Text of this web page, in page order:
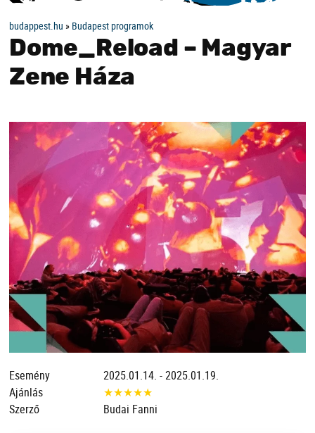
budappest.hu » Budapest programok
Dome_Reload – Magyar
Zene Háza
Esemény
2025.01.14. - 2025.01.19.
Ajánlás
★★★★★
Szerző
Budai Fanni